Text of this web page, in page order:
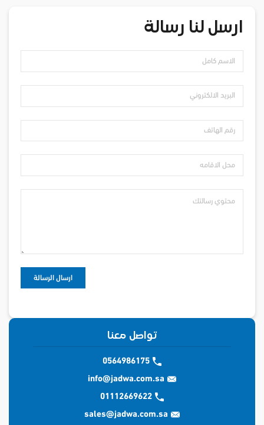
ارسل لنا رسالة
تواصل معنا
0564986175
info@jadwa.com.sa
01112669622
sales@jadwa.com.sa